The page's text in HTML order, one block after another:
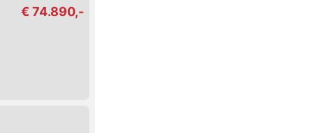
€ 74.890,-